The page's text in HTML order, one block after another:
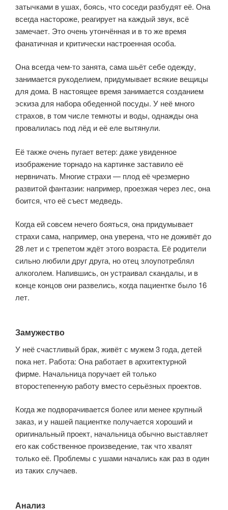
затычками в ушах, боясь, что соседи разбудят её. Она
всегда настороже, реагирует на каждый звук, всё
замечает. Это очень утончённая и в то же время
фанатичная и критически настроенная особа.
Она всегда чем-то занята, сама шьёт себе одежду,
занимается рукоделием, придумывает всякие вещицы
для дома. В настоящее время занимается созданием
эскиза для набора обеденной посуды. У неё много
страхов, в том числе темноты и воды, однажды она
провалилась под лёд и её еле вытянули.
Её также очень пугает ветер: даже увиденное
изображение торнадо на картинке заставило её
нервничать. Многие страхи — плод её чрезмерно
развитой фантазии: например, проезжая через лес, она
боится, что её съест медведь.
Когда ей совсем нечего бояться, она придумывает
страхи сама, например, она уверена, что не доживёт до
28 лет и с трепетом ждёт этого возраста. Её родители
сильно любили друг друга, но отец злоупотреблял
алкоголем. Напившись, он устраивал скандалы, и в
конце концов они развелись, когда пациентке было 16
лет.
Замужество
У неё счастливый брак, живёт с мужем 3 года, детей
пока нет. Работа: Она работает в архитектурной
фирме. Начальница поручает ей только
второстепенную работу вместо серьёзных проектов.
Когда же подворачивается более или менее крупный
заказ, и у нашей пациентке получается хороший и
оригинальный проект, начальница обычно выставляет
его как собственное произведение, так что хвалят
только её. Проблемы с ушами начались как раз в один
из таких случаев.
Анализ